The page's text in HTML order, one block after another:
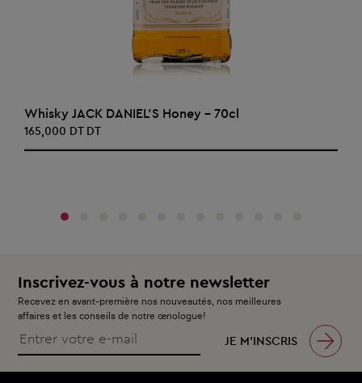
AJOUTER AU PANIER
Whisky JACK DANIEL'S Honey - 70cl
165,000 DT DT
Inscrivez-vous à notre newsletter
Recevez en avant-première nos nouveautés, nos meilleures
affaires et les conseils de notre œnologue!
JE M’INSCRIS